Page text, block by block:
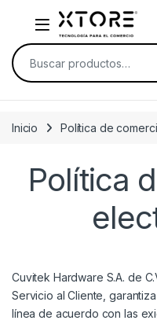
Skip to navigation
Skip to content
Buscar por:
Inicio Política de
Política
Cuvitek Hardware S.A. de
Servicio al Cliente,
línea de acuerdo con las